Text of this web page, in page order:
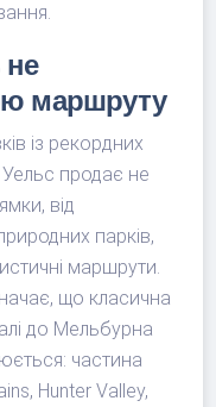
не
маршруту
із рекордних
продає не
від
парків,
маршрути.
що класична
до Мельбурна
частина
Hunter Valley,